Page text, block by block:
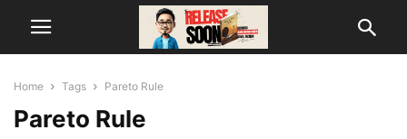
Home Tags Pareto Rule
Pareto Rule